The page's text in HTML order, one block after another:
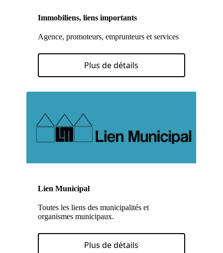
Immobiliens, liens importants
Agence, promoteurs, emprunteurs et services
Plus de détails
Lien Municipal
Toutes les liens des municipalités et
organismes municipaux.
Plus de détails